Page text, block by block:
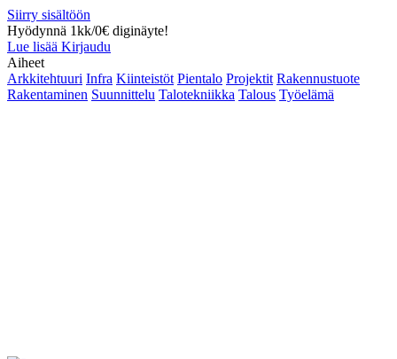
Siirry sisältöön
Hyödynnä 1kk/0€ diginäyte!
Lue lisää Kirjaudu
Aiheet
Arkkitehtuuri Infra Kiinteistöt Pientalo Projektit Rakennustuote
Rakentaminen Suunnittelu Talotekniikka Talous Työelämä